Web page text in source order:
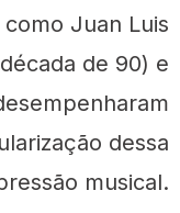
Juan Luis
de 90) e
dessa
musical.